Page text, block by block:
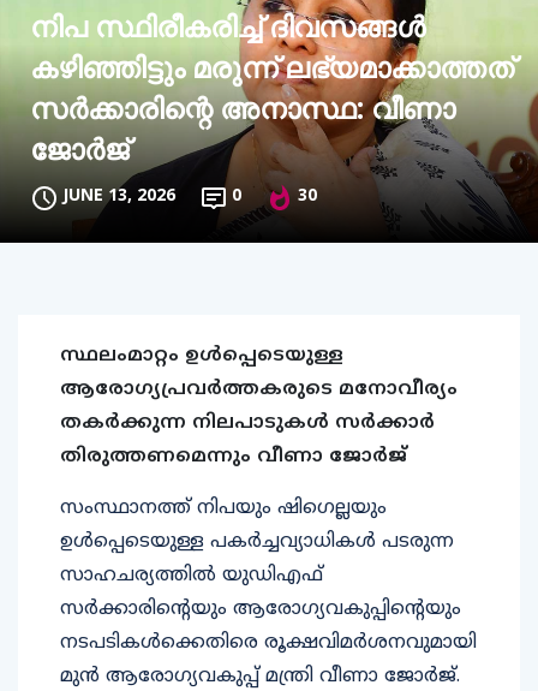
നിപ സ്ഥിരീകരിച്ച് ദിവസങ്ങൾ
കഴിഞ്ഞിട്ടും മരുന്ന് ലഭ്യമാക്കാത്തത്
സർക്കാരിന്റെ അനാസ്ഥ: വീണാ
ജോർജ്
JUNE 13, 2026 0 30
സ്ഥലംമാറ്റം ഉൾപ്പെടെയുള്ള
ആരോഗ്യപ്രവർത്തകരുടെ മനോവീര്യം
തകർക്കുന്ന നിലപാടുകൾ സർക്കാർ
തിരുത്തണമെന്നും വീണാ ജോർജ്
സംസ്ഥാനത്ത് നിപയും ഷി​ഗെല്ലയും
ഉൾപ്പെടെയുള്ള പകർച്ചവ്യാധികൾ പടരുന്ന
സാഹചര്യത്തിൽ യുഡിഎഫ്
സർക്കാരിന്റെയും ആരോഗ്യവകുപ്പിന്റെയും
നടപടികൾക്കെതിരെ രൂക്ഷവിമർശനവുമായി
മുൻ ആരോഗ്യവകുപ്പ് മന്ത്രി വീണാ ജോർജ്.